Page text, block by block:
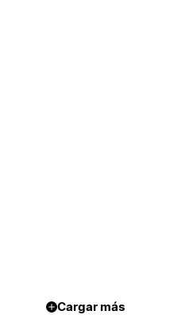
Cargar más